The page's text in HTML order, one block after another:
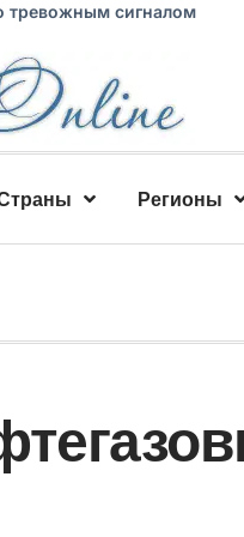
тревожным сигналом
Регионы